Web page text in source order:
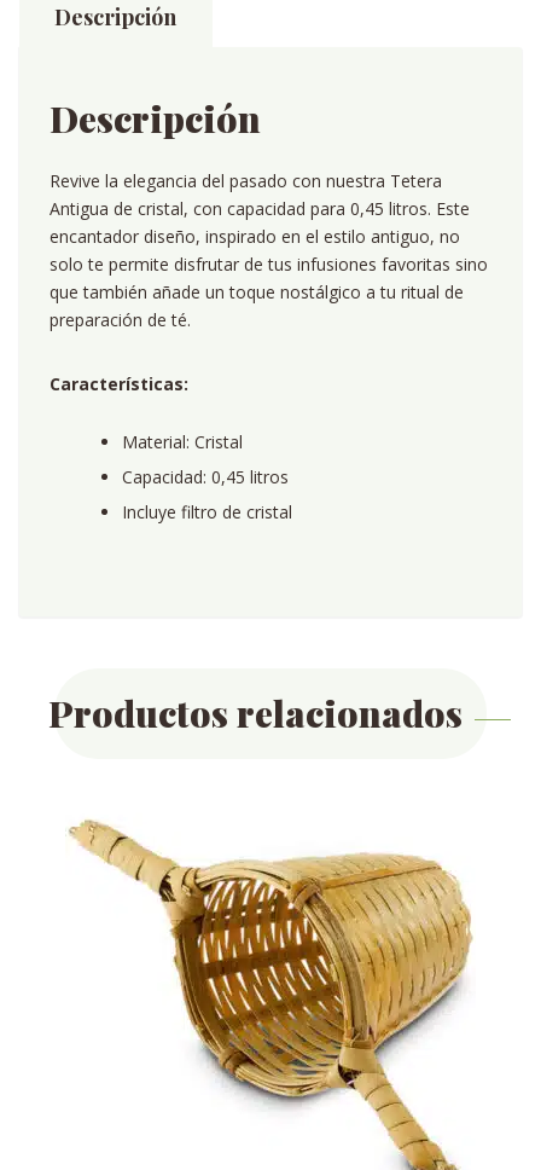
Descripción
Descripción
Revive la elegancia del pasado con nuestra Tetera
Antigua de cristal, con capacidad para 0,45 litros. Este
encantador diseño, inspirado en el estilo antiguo, no
solo te permite disfrutar de tus infusiones favoritas sino
que también añade un toque nostálgico a tu ritual de
preparación de té.
Características:
Material: Cristal
Capacidad: 0,45 litros
Incluye filtro de cristal
Productos relacionados